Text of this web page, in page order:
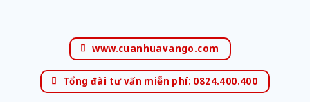
www.cuanhuavango.com
Tổng đài tư vấn miễn phí: 0824.400.400